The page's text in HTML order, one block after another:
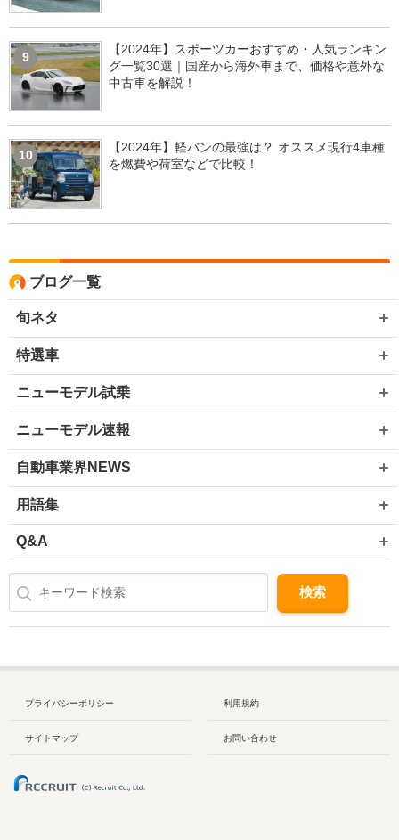
9
【2024年】スポーツカーおすすめ・人気ランキン
グ一覧30選｜国産から海外車まで、価格や意外な
中古車を解説！
10
【2024年】軽バンの最強は？ オススメ現行4車種
を燃費や荷室などで比較！
ブログ一覧
旬ネタ
特選車
ニューモデル試乗
ニューモデル速報
自動車業界NEWS
用語集
Q&A
プライバシーポリシー 利用規約
サイトマップ お問い合わせ